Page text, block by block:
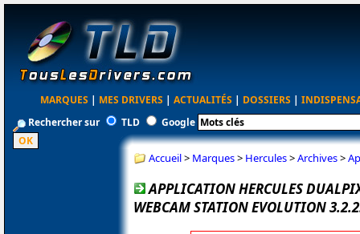
MARQUES | MES DRIVERS | ACTUALITÉS | DOSSIERS |
Rechercher sur
TLD Google
Accueil> Marques> Hercules>Archives>
APPLICATION HERCULES
WEBCAM STATION EVOLUTION